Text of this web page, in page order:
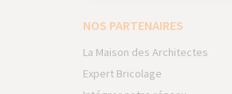
NOS PARTENAIRES
La Maison des Architectes
Expert Bricolage